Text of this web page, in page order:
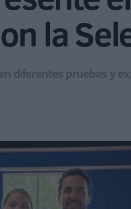
la
diferentes pruebas y